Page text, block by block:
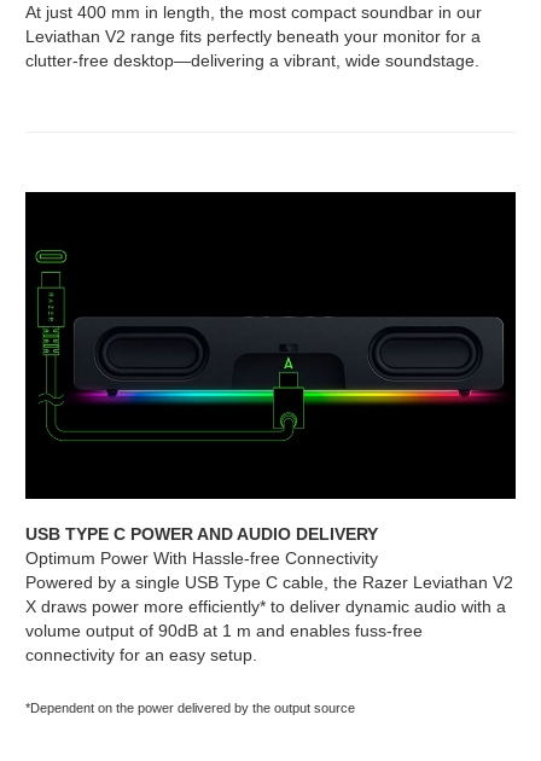
At just 400 mm in length, the most compact soundbar in our
Leviathan V2 range fits perfectly beneath your monitor for a
clutter-free desktop—delivering a vibrant, wide soundstage.
USB TYPE C POWER AND AUDIO DELIVERY
Optimum Power With Hassle-free Connectivity
Powered by a single USB Type C cable, the Razer Leviathan V2
X draws power more efficiently* to deliver dynamic audio with a
volume output of 90dB at 1 m and enables fuss-free
connectivity for an easy setup.
*Dependent on the power delivered by the output source